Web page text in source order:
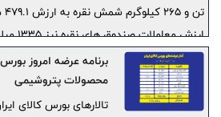
ارزش معاملات صندوق های نقره نیز ۱۳۳۵ میلیارد تومان بود.
برنامه عرضه‌ امروز
محصولات پتروشیمی